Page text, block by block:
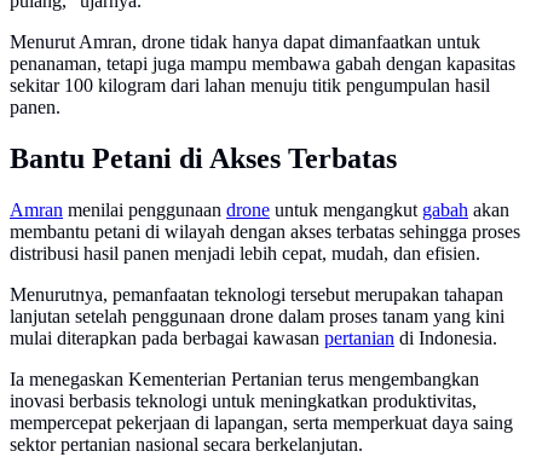
Menurut Amran, drone tidak hanya dapat dimanfaatkan untuk
penanaman, tetapi juga mampu membawa gabah dengan kapasitas
sekitar 100 kilogram dari lahan menuju titik pengumpulan hasil
panen.
Bantu Petani di Akses Terbatas
Amran menilai penggunaan drone untuk mengangkut gabah akan
membantu petani di wilayah dengan akses terbatas sehingga proses
distribusi hasil panen menjadi lebih cepat, mudah, dan efisien.
Menurutnya, pemanfaatan teknologi tersebut merupakan tahapan
lanjutan setelah penggunaan drone dalam proses tanam yang kini
mulai diterapkan pada berbagai kawasan pertanian di Indonesia.
Ia menegaskan Kementerian Pertanian terus mengembangkan
inovasi berbasis teknologi untuk meningkatkan produktivitas,
mempercepat pekerjaan di lapangan, serta memperkuat daya saing
sektor pertanian nasional secara berkelanjutan.